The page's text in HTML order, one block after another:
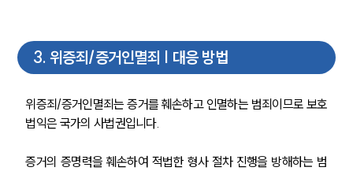
형사 주요 업무사례
사례분석/최신동향
형사 법률정보
형사소송·상담후기
업무분야
3. 위증죄/증거인멸죄 | 대응 방법
위증죄/증거인멸죄는 증거를 훼손하고 인멸하는 범죄이므로 보호
법익은 국가의 사법권입니다.
증거의 증명력을 훼손하여 적법한 형사 절차 진행을 방해하는 범